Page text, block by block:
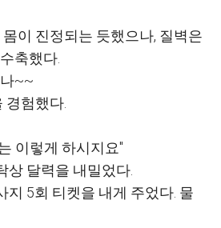
이 진정되는 듯했으나, 질벽은
축했다.
~~
경험했다.
이렇게 하시지요"
상 달력을 내밀었다.
지 5회 티켓을 내게 주었다. 물